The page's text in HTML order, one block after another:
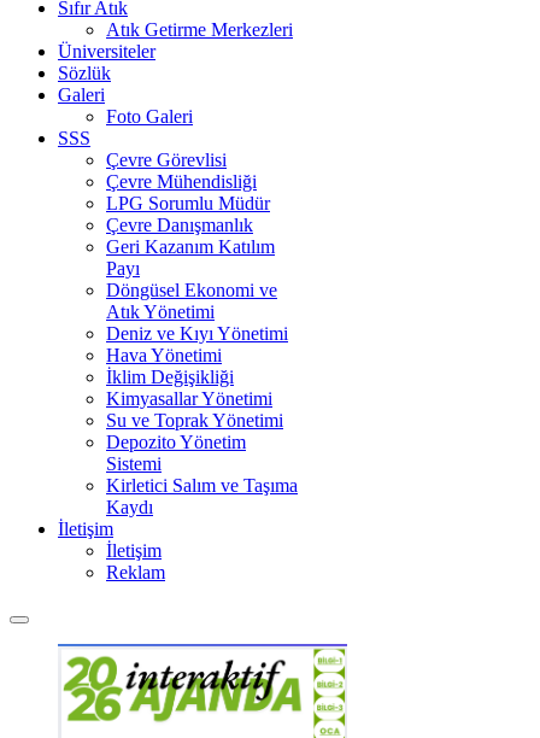
Sıfır Atık
Atık Getirme Merkezleri
Üniversiteler
Sözlük
Galeri
Foto Galeri
SSS
Çevre Görevlisi
Çevre Mühendisliği
LPG Sorumlu Müdür
Çevre Danışmanlık
Geri Kazanım Katılım
Payı
Döngüsel Ekonomi ve
Atık Yönetimi
Deniz ve Kıyı Yönetimi
Hava Yönetimi
İklim Değişikliği
Kimyasallar Yönetimi
Su ve Toprak Yönetimi
Depozito Yönetim
Sistemi
Kirletici Salım ve Taşıma
Kaydı
İletişim
İletişim
Reklam